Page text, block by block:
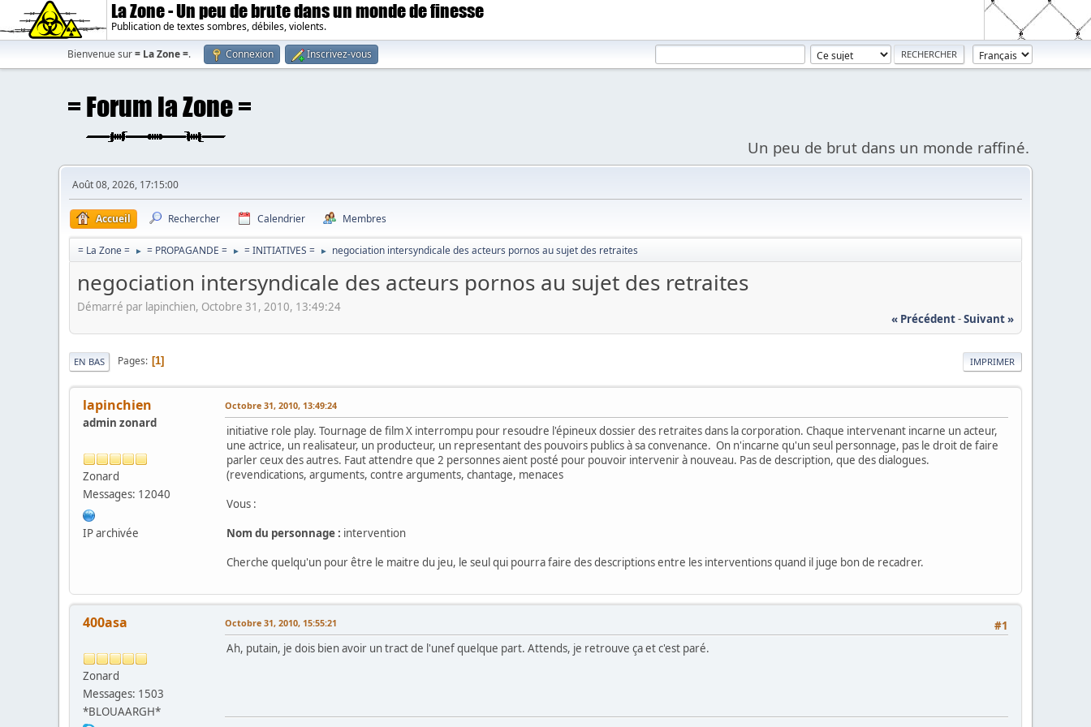
La Zone - Un peu de brute dans un monde de finesse
Publication de textes sombres, débiles, violents.
Bienvenue sur= La Zone =. Connexion Inscrivez-vous
Un peu de brut dans un monde raffiné.
Août 08, 2026, 17:15:00
Accueil Rechercher Calendrier Membres
= La Zone = ► = PROPAGANDE = ► = INITIATIVES = ► negociation intersyndicale des acteurs pornos au sujet des retraites
negociation intersyndicale des acteurs pornos au sujet des retraites
Démarré par lapinchien, Octobre 31, 2010, 13:49:24
« Précédent-Suivant »
IMPRIMER
EN BAS Pages 1
lapinchien
admin zonard
Zonard
Messages: 12040
IP archivée
Octobre 31, 2010, 13:49:24
initiative role play. Tournage de film X interrompu pour resoudre l'épineux dossier des retraites dans la corporation. Chaque intervenant incarne un acteur,
une actrice, un realisateur, un producteur, un representant des pouvoirs publics à sa convenance. On n'incarne qu'un seul personnage, pas le droit de faire
parler ceux des autres. Faut attendre que 2 personnes aient posté pour pouvoir intervenir à nouveau. Pas de description, que des dialogues.
(revendications, arguments, contre arguments, chantage, menaces
Vous :
Nom du personnage : intervention
Cherche quelqu'un pour être le maitre du jeu, le seul qui pourra faire des descriptions entre les interventions quand il juge bon de recadrer.
400asa
Zonard
Messages: 1503
*BLOUAARGH*
#1
Octobre 31, 2010, 15:55:21
Ah, putain, je dois bien avoir un tract de l'unef quelque part. Attends, je retrouve ça et c'est paré.